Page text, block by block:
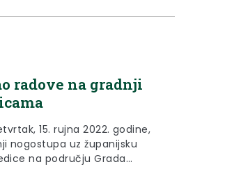
radove na gradnji
15. rujna 2022. godine,
nogostupa uz županijsku
na području Grada